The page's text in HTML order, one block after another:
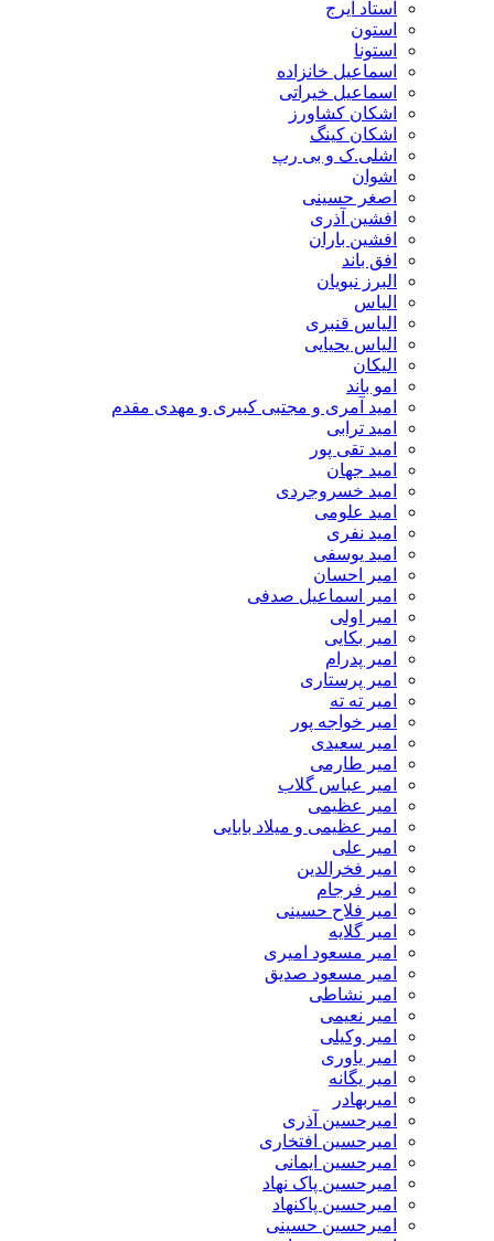
استاد ایرج
استون
استونا
اسماعیل خانزاده
اسماعیل خیراتی
اشکان کشاورز
اشکان کینگ
اشلی.ک و بی رپ
اشوان
اصغر حسینی
افشین آذری
افشین باران
افق باند
البرز نبویان
الیاس
الیاس قنبرى
الیاس یحیایی
الیکان
امو باند
امید آمری و مجتبی کبیری و مهدى مقدم
امید ترابی
امید تقی پور
امید جهان
امید خسروجردی
امید علومی
امید نفری
امید یوسفی
امیر احسان
امیر اسماعیل صدفی
امیر اولی
امیر بکایی
امیر پدرام
امیر پرستاری
امیر ته ته
امیر خواجه پور
امیر سعیدی
امیر طارمی
امیر عباس گلاب
امیر عظیمی
امیر عظیمی و میلاد بابایی
امیر علی
امیر فخرالدین
امیر فرجام
امیر فلاح حسینی
امیر گلایه
امیر مسعود امیری
امیر مسعود صدیق
امیر نشاطی
امیر نعیمی
امیر وکیلی
امیر یاوری
امیر یگانه
امیربهادر
امیرحسین آذری
امیرحسین افتخاری
امیرحسین ایمانی
امیرحسین پاک نهاد
امیرحسین پاکنهاد
امیرحسین حسینی